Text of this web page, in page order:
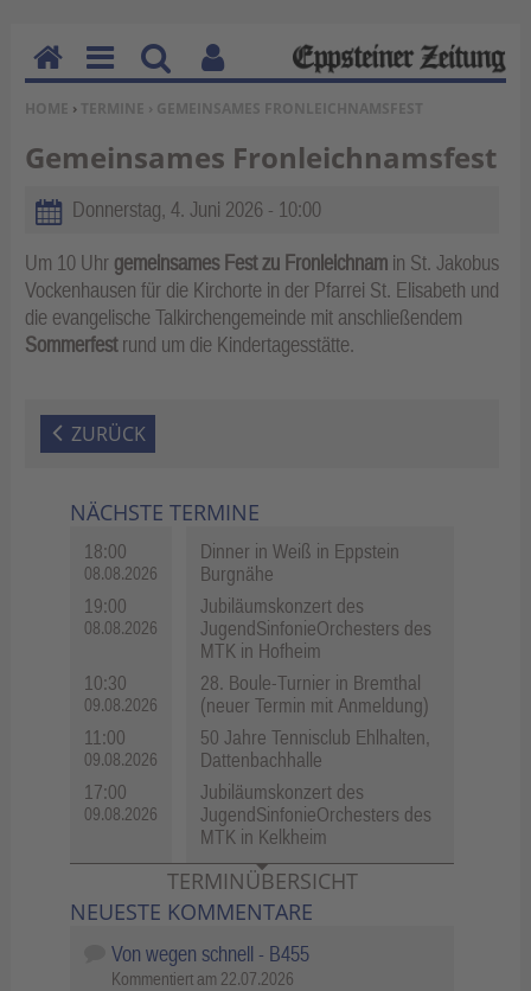
SIE BEFINDEN SICH HIER:
HOME › TERMINE › GEMEINSAMES FRONLEICHNAMSFEST
Gemeinsames Fronleichnamsfest
Donnerstag, 4. Juni 2026 - 10:00
Um 10 Uhr gemeinsames Fest zu Fronleichnam in St. Jakobus
Vockenhausen für die Kirchorte in der Pfarrei St. Elisabeth und
die evangelische Talkirchengemeinde mit anschließendem
Sommerfestrund um die Kindertagesstätte.
ZURÜCK
NÄCHSTE TERMINE
18:00
08.08.2026
Dinner in Weiß in Eppstein
Burgnähe
19:00
08.08.2026
Jubiläumskonzert des
JugendSinfonieOrchesters des
MTK in Hofheim
10:30
09.08.2026
28. Boule-Turnier in Bremthal
(neuer Termin mit Anmeldung)
11:00
09.08.2026
50 Jahre Tennisclub Ehlhalten,
Dattenbachhalle
17:00
09.08.2026
Jubiläumskonzert des
JugendSinfonieOrchesters des
MTK in Kelkheim
TERMINÜBERSICHT
NEUESTE KOMMENTARE
Von wegen schnell - B455
Kommentiert am 22.07.2026
H
o
m
e
M
en
u
Su
ch
en
Be
nu
tz
erf
un
on
en